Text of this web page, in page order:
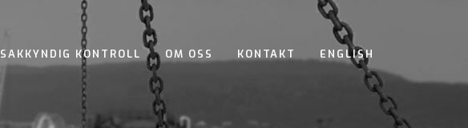
SAKKYNDIG KONTROLL OM OSS KONTAKT ENGLISH